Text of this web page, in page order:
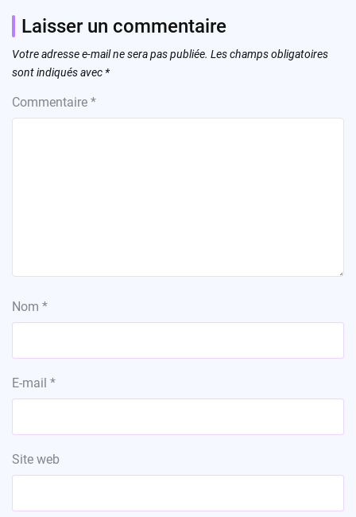
Laisser un commentaire
Votre adresse e-mail ne sera pas publiée. Les champs obligatoires
sont indiqués avec *
Commentaire *
Nom *
E-mail *
Site web